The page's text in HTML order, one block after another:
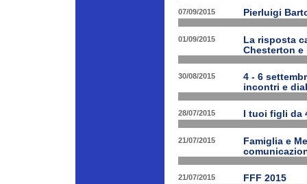
07/09/2015 Pierluigi
01/09/2015
La risposta
Chesterton e
30/08/2015
4 - 6
incontri e
28/07/2015 I tuoi figli da
21/07/2015
Famiglia e
21/07/2015 FFF 2015